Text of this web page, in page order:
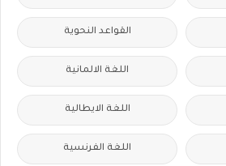
القواعد النحوية
اللغة الالمانية
اللغة الايطالية
اللغة الفرنسية